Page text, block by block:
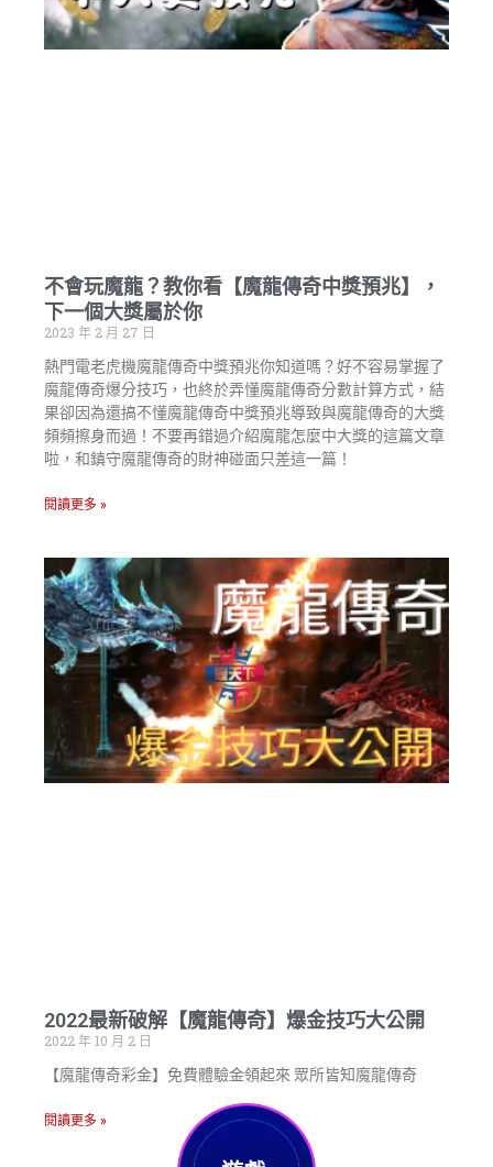
不會玩魔龍？教你看【魔龍傳奇中獎預兆】，
下一個大獎屬於你
2023 年 2 月 27 日
熱門電老虎機魔龍傳奇中獎預兆你知道嗎？好不容易掌握了
魔龍傳奇爆分技巧，也終於弄懂魔龍傳奇分數計算方式，結
果卻因為還搞不懂魔龍傳奇中獎預兆導致與魔龍傳奇的大獎
頻頻擦身而過！不要再錯過介紹魔龍怎麼中大獎的這篇文章
啦，和鎮守魔龍傳奇的財神碰面只差這一篇！
閱讀更多 »
2022最新破解【魔龍傳奇】爆金技巧大公開
2022 年 10 月 2 日
【魔龍傳奇彩金】免費體驗金領起來 眾所皆知魔龍傳奇
閱讀更多 »